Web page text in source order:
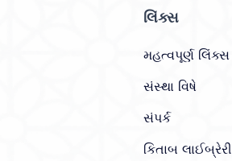
લિંક્સ
મહત્વપૂર્ણ લિંક્સ
સંસ્થા વિષે
સંપર્ક
કિતાબ લાઈબ્રેરી